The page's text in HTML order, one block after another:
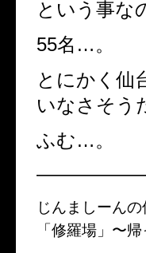
という事な
55名…。
とにかく仙
いなさそう
ふむ…。
じんましーん
「修羅場」〜